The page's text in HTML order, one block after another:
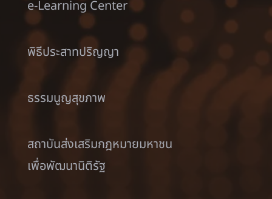
e-Learning Center
พิธีประสาทปริญญา
ธรรมนูญสุขภาพ
สถาบันส่งเสริมกฎหมายมหาชน
เพื่อพัฒนานิติรัฐ